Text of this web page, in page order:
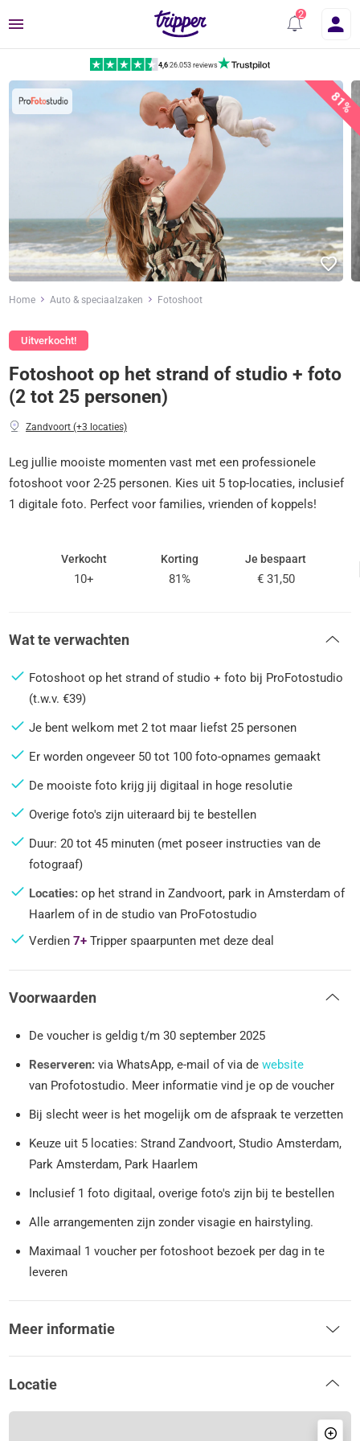
Menu
4,6|26.053 reviews
81%
Home Auto & speciaalzaken Fotoshoot
Uitverkocht!
Fotoshoot op het strand of studio + foto
(2 tot 25 personen)
Zandvoort (+3 locaties)
Leg jullie mooiste momenten vast met een professionele
fotoshoot voor 2-25 personen. Kies uit 5 top-locaties, inclusief
1 digitale foto. Perfect voor families, vrienden of koppels!
Verkocht
10+
Korting
81%
Je bespaart
€ 31,50
Wat te verwachten
Fotoshoot op het strand of studio + foto bij ProFotostudio
(t.w.v. €39)
Je bent welkom met 2 tot maar liefst 25 personen
Er worden ongeveer 50 tot 100 foto-opnames gemaakt
De mooiste foto krijg jij digitaal in hoge resolutie
Overige foto's zijn uiteraard bij te bestellen
Duur: 20 tot 45 minuten (met poseer instructies van de
fotograaf)
Locaties:op het strand in Zandvoort, park in Amsterdam of
Haarlem of in de studio van ProFotostudio
Verdien7+ Tripper spaarpunten met deze deal
Voorwaarden
De voucher is geldig t/m 30 september 2025
Reserveren:via WhatsApp, e-mail of via dewebsite
van Profotostudio. Meer informatie vind je op de voucher
Bij slecht weer is het mogelijk om de afspraak te verzetten
Keuze uit 5 locaties: Strand Zandvoort, Studio Amsterdam,
Park Amsterdam, Park Haarlem
Inclusief 1 foto digitaal, overige foto's zijn bij te bestellen
Alle arrangementen zijn zonder visagie en hairstyling.
Maximaal 1 voucher per fotoshoot bezoek per dag in te
leveren
Meer informatie
Locatie